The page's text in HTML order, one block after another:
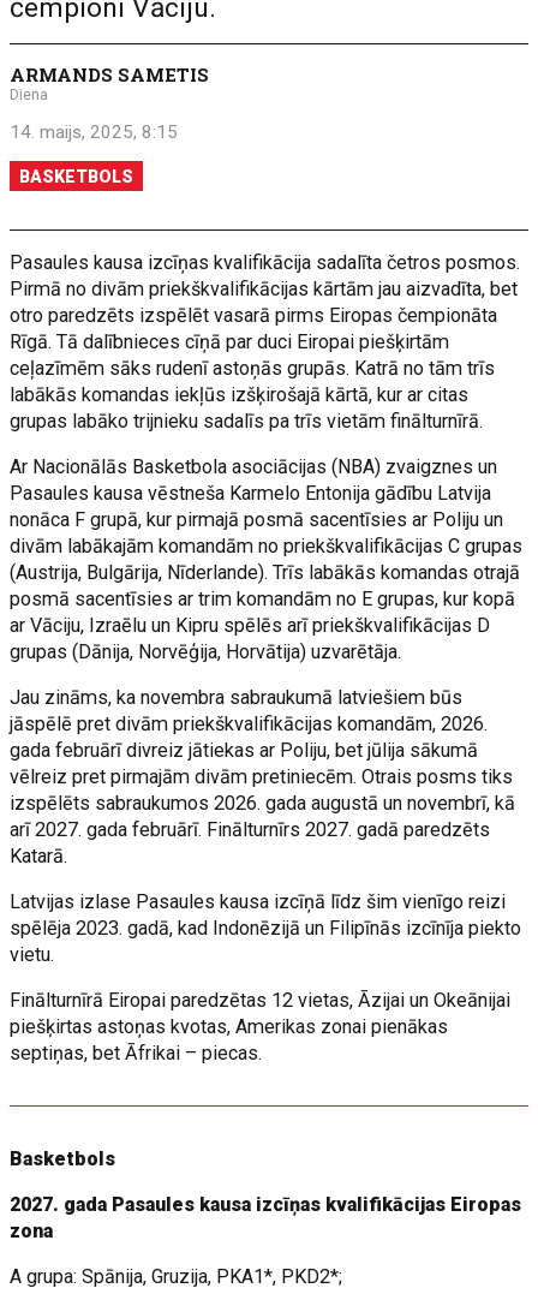
čempioni Vāciju.
ARMANDS SAMETIS
Diena
14. maijs, 2025, 8:15
BASKETBOLS
Pasaules kausa izcīņas kvalifikācija sadalīta četros posmos.
Pirmā no divām priekškvalifikācijas kārtām jau aizvadīta, bet
otro paredzēts izspēlēt vasarā pirms Eiropas čempionāta
Rīgā. Tā dalībnieces cīņā par duci Eiropai piešķirtām
ceļazīmēm sāks rudenī astoņās grupās. Katrā no tām trīs
labākās komandas iekļūs izšķirošajā kārtā, kur ar citas
grupas labāko trijnieku sadalīs pa trīs vietām finālturnīrā.
Ar Nacionālās Basketbola asociācijas (NBA) zvaigznes un
Pasaules kausa vēstneša Karmelo Entonija gādību Latvija
nonāca F grupā, kur pirmajā posmā sacentīsies ar Poliju un
divām labākajām komandām no priekškvalifikācijas C grupas
(Austrija, Bulgārija, Nīderlande). Trīs labākās komandas otrajā
posmā sacentīsies ar trim komandām no E grupas, kur kopā
ar Vāciju, Izraēlu un Kipru spēlēs arī priekškvalifikācijas D
grupas (Dānija, Norvēģija, Horvātija) uzvarētāja.
Jau zināms, ka novembra sabraukumā latviešiem būs
jāspēlē pret divām priekškvalifikācijas komandām, 2026.
gada februārī divreiz jātiekas ar Poliju, bet jūlija sākumā
vēlreiz pret pirmajām divām pretiniecēm. Otrais posms tiks
izspēlēts sabraukumos 2026. gada augustā un novembrī, kā
arī 2027. gada februārī. Finālturnīrs 2027. gadā paredzēts
Katarā.
Latvijas izlase Pasaules kausa izcīņā līdz šim vienīgo reizi
spēlēja 2023. gadā, kad Indonēzijā un Filipīnās izcīnīja piekto
vietu.
Finālturnīrā Eiropai paredzētas 12 vietas, Āzijai un Okeānijai
piešķirtas astoņas kvotas, Amerikas zonai pienākas
septiņas, bet Āfrikai – piecas.
Basketbols
2027. gada Pasaules kausa izcīņas kvalifikācijas Eiropas
zona
A grupa: Spānija, Gruzija, PKA1*, PKD2*;